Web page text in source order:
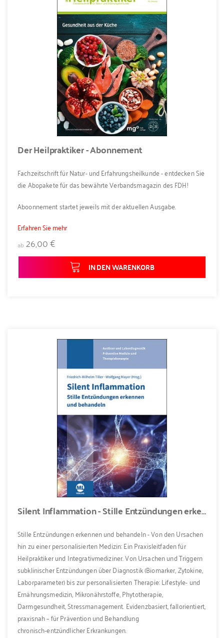
Der Heilpraktiker - Abonnement
Fachzeitschrift für Natur- und Erfahrungsheilkunde - entdecken Sie
die Abopakete für das bewährte Verbandsmagazin des FDH!
Aboonnement startet jeweils mit der aktuellen Ausgabe.
Erfahren Sie mehr
ab26,00 €
IN DEN WARENKORB
Silent Inflammation - Stille Entzündungen erkennen und behandeln
Stille Entzündungen erkennen und behandeln - Von den Ursachen
hin zu einer personalisierten Medizin: Ein Praxisleitfaden für
Heilpraktiker und Integrativmediziner. Von Ursachen und Triggern
subklinischer Entzündungen über Diagnostik (Biomarker, Zytokine,
Laborparameter) bis zur personalisierten Therapie: Lifestyle- und
Ernährungsmedizin, Mikronährstoffe, Phytotherapie,
Darmgesundheit, Stressmanagement. Evidenzbasiert, fallorientiert,
praxisnah – für Prävention und Behandlung
chronisch‑entzündlicher Erkrankungen.